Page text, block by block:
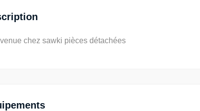
chez sawki pièces détachées